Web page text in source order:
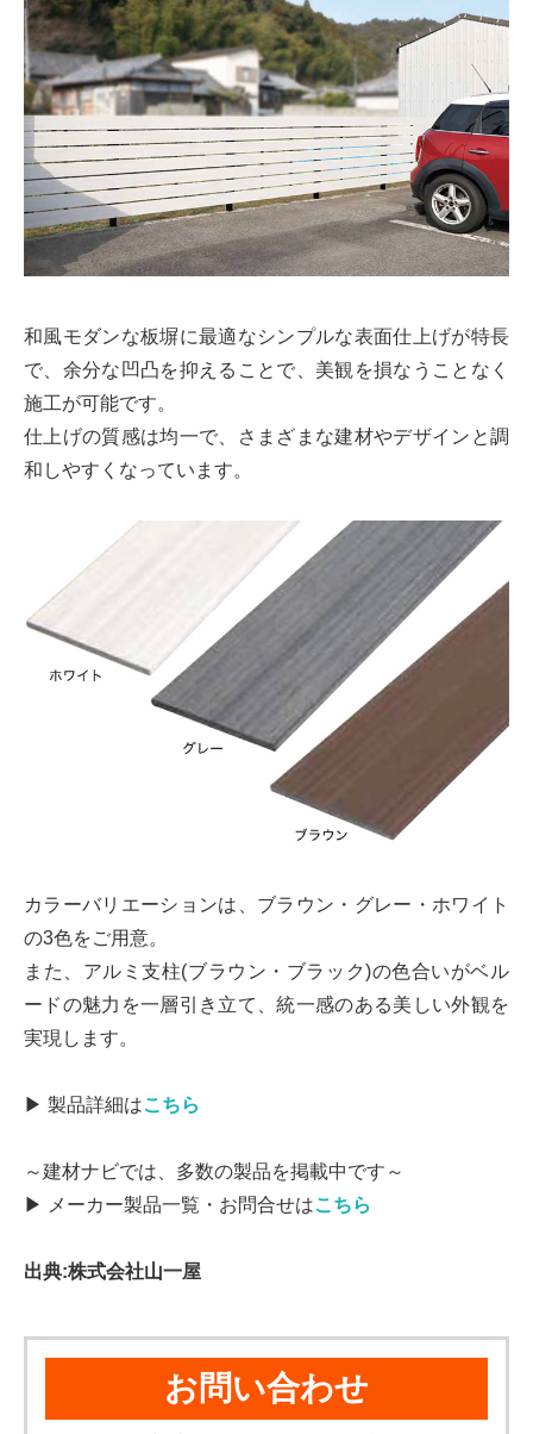
和風モダンな板塀に最適なシンプルな表面仕上げが特長
で、余分な凹凸を抑えることで、美観を損なうことなく
施工が可能です。
仕上げの質感は均一で、さまざまな建材やデザインと調
和しやすくなっています。
カラーバリエーションは、ブラウン・グレー・ホワイト
の3色をご用意。
また、アルミ支柱(ブラウン・ブラック)の色合いがベル
ードの魅力を一層引き立て、統一感のある美しい外観を
実現します。
▶ 製品詳細はこちら
～建材ナビでは、多数の製品を掲載中です～
▶ メーカー製品一覧・お問合せはこちら
出典:株式会社山一屋
お問い合わせ